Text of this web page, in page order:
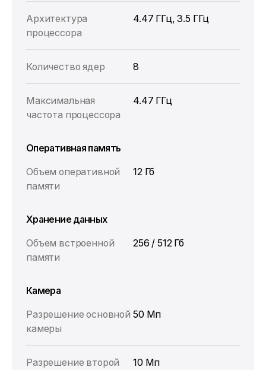
Архитектура
процессора
4.47 ГГц, 3.5 ГГц
Количество ядер 8
Максимальная
частота процессора
4.47 ГГц
Оперативная память
Объем оперативной
памяти
12 Гб
Хранение данных
Объем встроенной
памяти
256 / 512 Гб
Камера
Разрешение основной
камеры
50 Мп
Разрешение второй
10 Мп